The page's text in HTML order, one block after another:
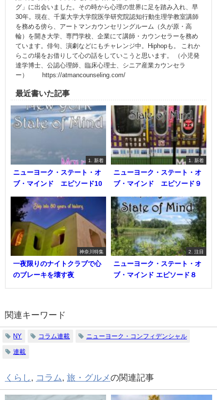
グ」に出会いました。その時から心理の世界に足を踏み入れ、早
30年。現在、千葉大学大学院医学研究院認知行動生理学教室講師
を務める傍ら、アートマンカウンセリングルーム（久が原・高
輪）を開き大学、専門学校、企業にて講師・カウンセラーを務め
ています。俳句、演劇などにもチャレンジ中。Hiphopも。 これか
らこの場をお借りして心の話をしていこうと思います。 （小児発
達学博士、公認心理師、臨床心理士、シニア産業カウンセラ
ー） https://atmancounseling.com/
最近書いた記事
1. 新着
ニューヨーク・ステート・オ
ブ・マインド エピソード10
1. 新着
ニューヨーク・ステート・オ
ブ・マインド エピソード９
神奈川特集
一夜限りのナイトクラブで心
のブレーキを壊す夜
2. 注目
ニューヨーク・ステート・オ
ブ・マインド エピソード８
関連キーワード
NY コラム連載 ニューヨーク・コンフィデンシャル
連載
くらし , コラム, 旅・グルメの関連記事